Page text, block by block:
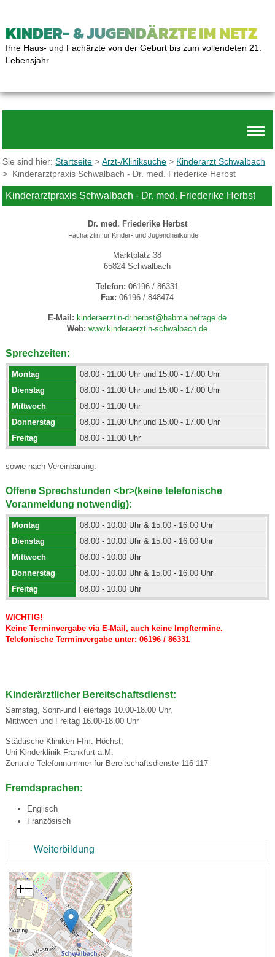
KINDER- & JUGENDÄRZTE IM NETZ
Ihre Haus- und Fachärzte von der Geburt bis zum vollendeten 21.
Lebensjahr
Sie sind hier:Startseite >Arzt-/Kliniksuche > Kinderarzt Schwalbach
> Kinderarztpraxis Schwalbach - Dr. med. Friederike Herbst
Kinderarztpraxis Schwalbach - Dr. med. Friederike Herbst
Dr. med. Friederike Herbst
Fachärztin für Kinder- und Jugendheilkunde
Marktplatz 38
65824 Schwalbach
Telefon: 06196 / 86331
Fax: 06196 / 848474
E-Mail: kinderaerztin-dr.herbst@habmalnefrage.de
Web:www.kinderaerztin-schwalbach.de
Sprechzeiten:
Montag
08.00 - 11.00 Uhr und 15.00 - 17.00 Uhr
Dienstag
08.00 - 11.00 Uhr und 15.00 - 17.00 Uhr
Mittwoch
08.00 - 11.00 Uhr
Donnerstag
08.00 - 11.00 Uhr und 15.00 - 17.00 Uhr
Freitag
08.00 - 11.00 Uhr
sowie nach Vereinbarung.
Offene Sprechstunden <br>(keine telefonische
Voranmeldung notwendig):
Montag
08.00 - 10.00 Uhr & 15.00 - 16.00 Uhr
Dienstag
08.00 - 10.00 Uhr & 15.00 - 16.00 Uhr
Mittwoch
08.00 - 10.00 Uhr
Donnerstag
08.00 - 10.00 Uhr & 15.00 - 16.00 Uhr
Freitag
08.00 - 10.00 Uhr
WICHTIG!
Keine Terminvergabe via E-Mail, auch keine Impftermine.
Telefonische Terminvergabe unter: 06196 / 86331
Kinderärztlicher Bereitschaftsdienst:
Samstag, Sonn-und Feiertags 10.00-18.00 Uhr,
Mittwoch und Freitag 16.00-18.00 Uhr
Städtische Kliniken Ffm.-Höchst,
Uni Kinderklinik Frankfurt a.M.
Zentrale Telefonnummer für Bereitschaftsdienste 116 117
Fremdsprachen:
Englisch
Französisch
Weiterbildung
+−